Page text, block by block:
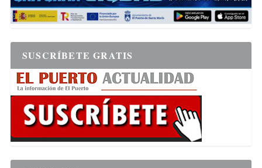
SUSCRÍBETE GRATIS